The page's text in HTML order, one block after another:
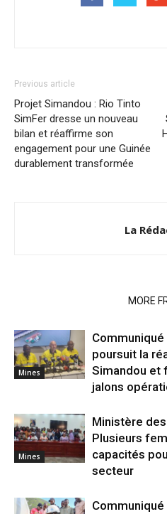
Previous article
Projet Simandou : Rio Tinto
SimFer dresse un nouveau
bilan et réaffirme son
engagement pour une Guinée
durablement transformée
La
MORE
Mines
poursuit la
Simandou et
jalons
Mines
Ministère
Plusieurs
capacités
secteur